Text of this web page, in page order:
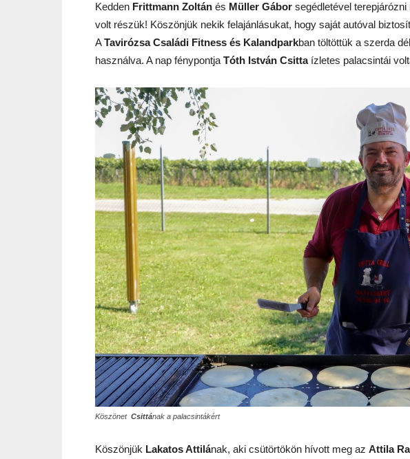
Kedden Frittmann Zoltán és Müller Gábor segédletével
volt részük! Köszönjük nekik felajánlásukat, hogy saját autóval
ATavirózsa Családi Fitness és Kalandparkban töltöttük a szerda
használva. A nap fénypontja Tóth István Csittaízletes palacsintái
Köszönet Csittának a palacsintákért
Köszönjük Lakatos Attilának, aki csütörtökön hívott meg az Attila